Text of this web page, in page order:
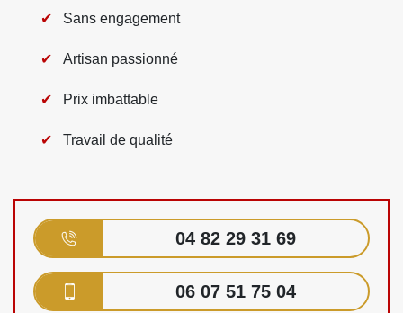
Sans engagement
Artisan passionné
Prix imbattable
Travail de qualité
04 82 29 31 69
06 07 51 75 04